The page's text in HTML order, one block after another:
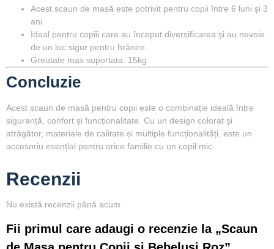
Acest scaun de masă este potrivit pentru copii între 6 luni și 3
ani
Ideal pentru copiii care au început diversificarea și au nevoie
de un loc sigur pentru hrănire.
Greutate max suportata: 15kg
Concluzie
Acest scaun de masă pentru copii este o combinație ideală între
siguranță, confort și funcționalitate . Cu un design colorat și
atrăgător, materiale de calitate și multiple funcționalități, este un
accesoriu esențial pentru orice familie cu un copil mic.
Recenzii
Nu există recenzii până acum.
Fii primul care adaugi o recenzie la „Scaun